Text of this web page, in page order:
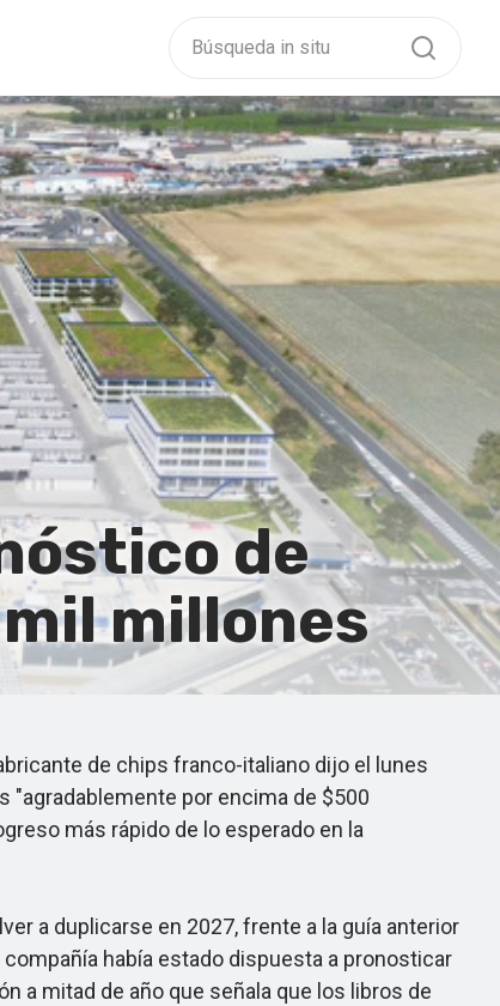
de
millones
de chips franco-italiano dijo el lunes
"agradablemente por encima de $500
más rápido de lo esperado en la
a duplicarse en 2027, frente a la guía anterior
había estado dispuesta a pronosticar
a mitad de año que señala que los libros de